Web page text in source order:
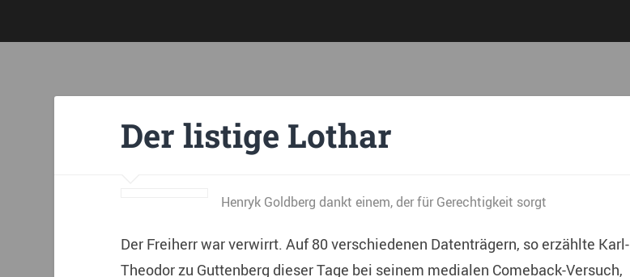
Der listige Lothar
Henryk Goldberg dankt einem, der für Gerechtigkeit sorgt
Der Freiherr war verwirrt. Auf 80 verschiedenen Datenträgern, so erzählte Karl-
Theodor zu Guttenberg dieser Tage bei seinem medialen Comeback-Versuch,